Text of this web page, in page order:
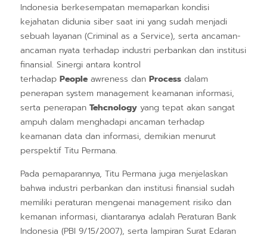
Indonesia berkesempatan memaparkan kondisi
kejahatan didunia siber saat ini yang sudah menjadi
sebuah layanan (Criminal as a Service), serta ancaman-
ancaman nyata terhadap industri perbankan dan institusi
finansial. Sinergi antara kontrol
terhadap Peopleawreness dan Processdalam
penerapan system management keamanan informasi,
serta penerapan Tehcnologyyang tepat akan sangat
ampuh dalam menghadapi ancaman terhadap
keamanan data dan informasi, demikian menurut
perspektif Titu Permana.
Pada pemaparannya, Titu Permana juga menjelaskan
bahwa industri perbankan dan institusi finansial sudah
memiliki peraturan mengenai management risiko dan
kemanan informasi, diantaranya adalah Peraturan Bank
Indonesia (PBI 9/15/2007), serta lampiran Surat Edaran